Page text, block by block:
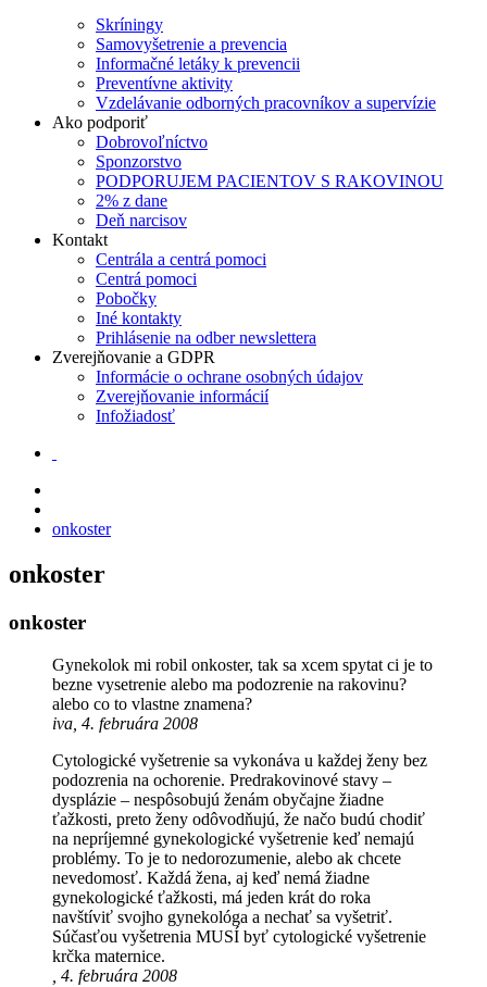
Skríningy
Samovyšetrenie a prevencia
Informačné letáky k prevencii
Preventívne aktivity
Vzdelávanie odborných pracovníkov a supervízie
Ako podporiť
Dobrovoľníctvo
Sponzorstvo
PODPORUJEM PACIENTOV S RAKOVINOU
2% z dane
Deň narcisov
Kontakt
Centrála a centrá pomoci
Centrá pomoci
Pobočky
Iné kontakty
Prihlásenie na odber newslettera
Zverejňovanie a GDPR
Informácie o ochrane osobných údajov
Zverejňovanie informácií
Infožiadosť
onkoster
onkoster
onkoster
Gynekolok mi robil onkoster, tak sa xcem spytat ci je to
bezne vysetrenie alebo ma podozrenie na rakovinu?
alebo co to vlastne znamena?
iva, 4. februára 2008
Cytologické vyšetrenie sa vykonáva u každej ženy bez
podozrenia na ochorenie. Predrakovinové stavy –
dysplázie – nespôsobujú ženám obyčajne žiadne
ťažkosti, preto ženy odôvodňujú, že načo budú chodiť
na nepríjemné gynekologické vyšetrenie keď nemajú
problémy. To je to nedorozumenie, alebo ak chcete
nevedomosť. Každá žena, aj keď nemá žiadne
gynekologické ťažkosti, má jeden krát do roka
navštíviť svojho gynekológa a nechať sa vyšetriť.
Súčasťou vyšetrenia MUSÍ byť cytologické vyšetrenie
krčka maternice.
, 4. februára 2008